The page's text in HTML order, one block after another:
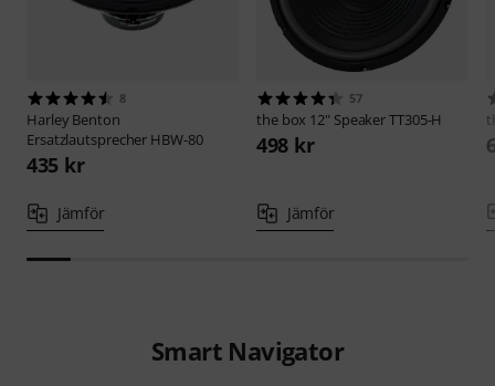
8
Harley Benton
Ersatzlautsprecher HBW-80
435 kr
Jämför
57
the box 12" Speaker TT305-H
498 kr
Jämför
Smart Navigator